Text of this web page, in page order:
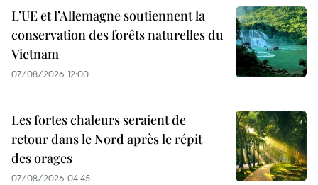
L’UE et l’Allemagne soutiennent la
conservation des forêts naturelles du
Vietnam
07/08/2026 12:00
Les fortes chaleurs seraient de
retour dans le Nord après le répit
des orages
07/08/2026 04:45